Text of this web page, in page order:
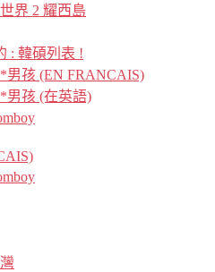
界 2 耀西島
: 韓碩列表 !
男孩 (EN FRANCAIS)
男孩 (在英語)